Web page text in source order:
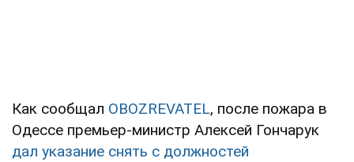
Как сообщал OBOZREVATEL, после пожара в
Одессе премьер-министр Алексей Гончарук
дал указание снять с должностей